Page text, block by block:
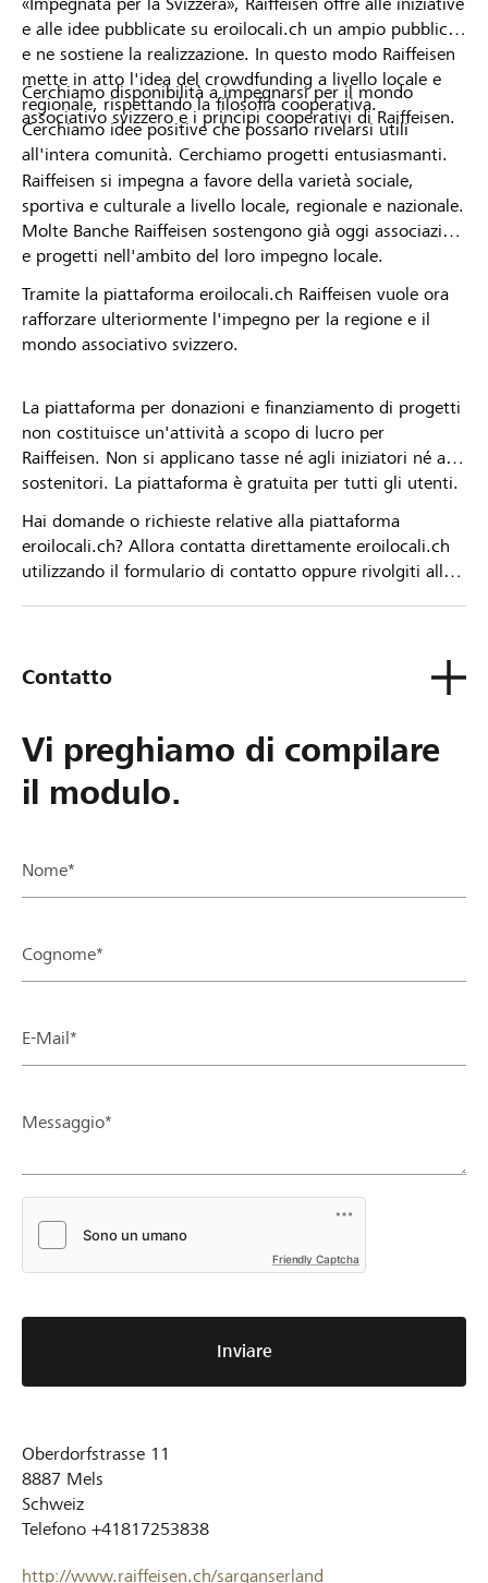
e alle idee pubblicate su eroilocali.ch un ampio pubblico
e ne sostiene la realizzazione. In questo modo Raiffeisen
mette in atto l'idea del crowdfunding a livello locale e
regionale, rispettando la filosofia cooperativa.
Cerchiamo idee positive che possano rivelarsi utili
all'intera comunità. Cerchiamo progetti entusiasmanti.
Cerchiamo disponibilità a impegnarsi per il mondo
associativo svizzero e i principi cooperativi di Raiffeisen.
Raiffeisen si impegna a favore della varietà sociale,
sportiva e culturale a livello locale, regionale e nazionale.
Molte Banche Raiffeisen sostengono già oggi associazioni
e progetti nell'ambito del loro impegno locale.
Tramite la piattaforma eroilocali.ch Raiffeisen vuole ora
rafforzare ulteriormente l'impegno per la regione e il
mondo associativo svizzero.
La piattaforma per donazioni e finanziamento di progetti
non costituisce un'attività a scopo di lucro per
Raiffeisen. Non si applicano tasse né agli iniziatori né ai
sostenitori. La piattaforma è gratuita per tutti gli utenti.
Hai domande o richieste relative alla piattaforma
eroilocali.ch? Allora contatta direttamente eroilocali.ch
utilizzando il formulario di contatto oppure rivolgiti alla
Contatto
Vi preghiamo di compilare
il modulo.
Nome*
Cognome*
E-Mail*
Messaggio*
Friendly Captcha
Inviare
Oberdorfstrasse 11
8887 Mels
Schweiz
Telefono +41817253838
http://www.raiffeisen.ch/sarganserland